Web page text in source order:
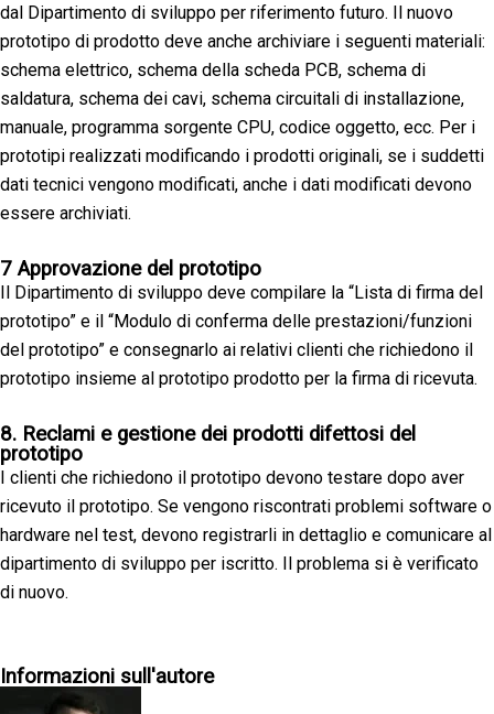
dal Dipartimento di sviluppo per riferimento futuro. Il nuovo
prototipo di prodotto deve anche archiviare i seguenti materiali:
schema elettrico, schema della scheda PCB, schema di
saldatura, schema dei cavi, schema circuitali di installazione,
manuale, programma sorgente CPU, codice oggetto, ecc. Per i
prototipi realizzati modificando i prodotti originali, se i suddetti
dati tecnici vengono modificati, anche i dati modificati devono
essere archiviati.
7 Approvazione del prototipo
Il Dipartimento di sviluppo deve compilare la “Lista di firma del
prototipo” e il “Modulo di conferma delle prestazioni/funzioni
del prototipo” e consegnarlo ai relativi clienti che richiedono il
prototipo insieme al prototipo prodotto per la firma di ricevuta.
8. Reclami e gestione dei prodotti difettosi del
prototipo
I clienti che richiedono il prototipo devono testare dopo aver
ricevuto il prototipo. Se vengono riscontrati problemi software o
hardware nel test, devono registrarli in dettaglio e comunicare al
dipartimento di sviluppo per iscritto. Il problema si è verificato
di nuovo.
Informazioni sull'autore